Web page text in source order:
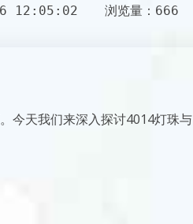
12:05:02 浏览量：666
今天我们来深入探讨4014灯珠与